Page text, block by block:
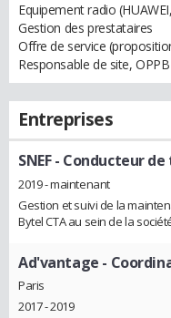
Equipement radio
Gestion des prestataires
Offre de service
Responsable de site,
Entreprises
SNEF- Conducteur de
2019 - maintenant
Gestion et suivi de la
Bytel CTA au sein de la
Ad'vantage -
Paris
2017 - 2019